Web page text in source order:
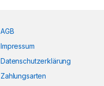
AGB
Impressum
Datenschutzerklärung
Zahlungsarten